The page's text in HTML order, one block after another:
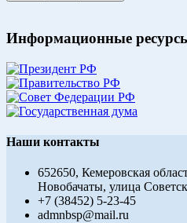
Информационные
Наши контакты
652650, Кемеровская
Новобачаты, улица
+7 (38452) 5-23-45
admnbsp@mail.ru